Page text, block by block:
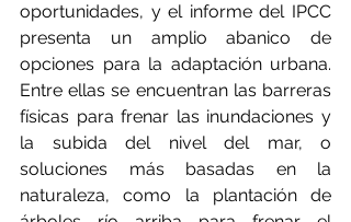
oportunidades, y el informe del IPCC
presenta un amplio abanico de
opciones para la adaptación urbana.
Entre ellas se encuentran las barreras
físicas para frenar las inundaciones y
la subida del nivel del mar, o
soluciones más basadas en la
naturaleza, como la plantación de